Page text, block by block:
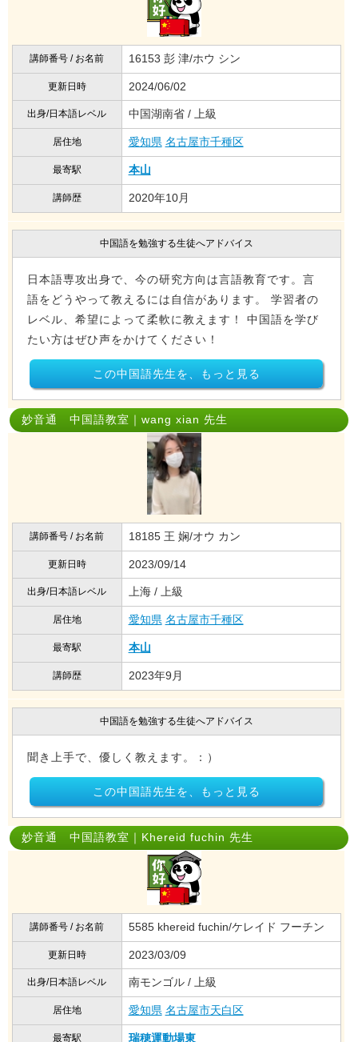
講師番号 / お名前 16153 彭 津/ホウ シン
更新日時 2024/06/02
出身/日本語レベル 中国湖南省 / 上級
居住地 愛知県 名古屋市千種区
最寄駅 本山
講師歴 2020年10月
中国語を勉強する生徒へアドバイス
日本語専攻出身で、今の研究方向は言語教育です。言
語をどうやって教えるには自信があります。 学習者の
レベル、希望によって柔軟に教えます！ 中国語を学び
たい方はぜひ声をかけてください！
この中国語先生を、もっと見る
妙音通 中国語教室｜wang xian 先生
講師番号 / お名前 18185 王 娴/オウ カン
更新日時 2023/09/14
出身/日本語レベル 上海 / 上級
居住地 愛知県 名古屋市千種区
最寄駅 本山
講師歴 2023年9月
中国語を勉強する生徒へアドバイス
聞き上手で、優しく教えます。：）
この中国語先生を、もっと見る
妙音通 中国語教室｜Khereid fuchin 先生
講師番号 / お名前 5585 khereid fuchin/ケレイド フーチン
更新日時 2023/03/09
出身/日本語レベル 南モンゴル / 上級
居住地 愛知県 名古屋市天白区
最寄駅 瑞穂運動場東